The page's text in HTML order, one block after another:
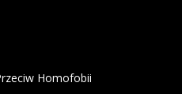
Homofobii